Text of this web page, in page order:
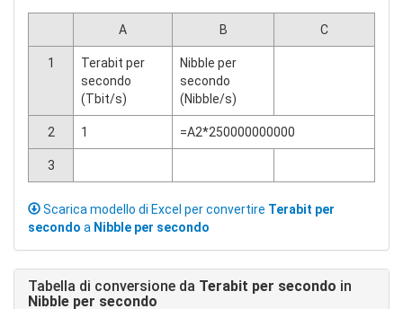
A B C
1
Terabit per
secondo
(Tbit/s)
Nibble per
secondo
(Nibble/s)
2 1 =A2*250000000000
3
Scarica modello di Excel per convertire Terabit per
secondo a Nibble per secondo
Tabella di conversione da Terabit per secondo in
Nibble per secondo